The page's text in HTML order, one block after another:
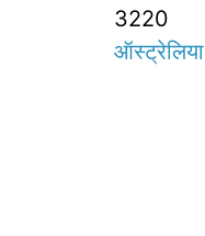
3220
ऑस्ट्रेलिया